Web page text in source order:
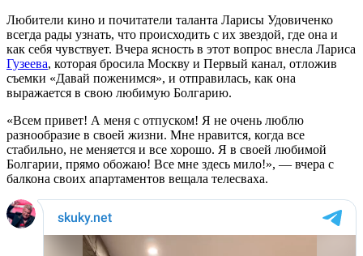
Любители кино и почитатели таланта Ларисы Удовиченко
всегда рады узнать, что происходить с их звездой, где она и
как себя чувствует. Вчера ясность в этот вопрос внесла Лариса
Гузеева, которая бросила Москву и Первый канал, отложив
съемки «Давай поженимся», и отправилась, как она
выражается в свою любимую Болгарию.
«Всем привет! А меня с отпуском! Я не очень люблю
разнообразие в своей жизни. Мне нравится, когда все
стабильно, не меняется и все хорошо. Я в своей любимой
Болгарии, прямо обожаю! Все мне здесь мило!», — вчера с
балкона своих апартаментов вещала телесваха.